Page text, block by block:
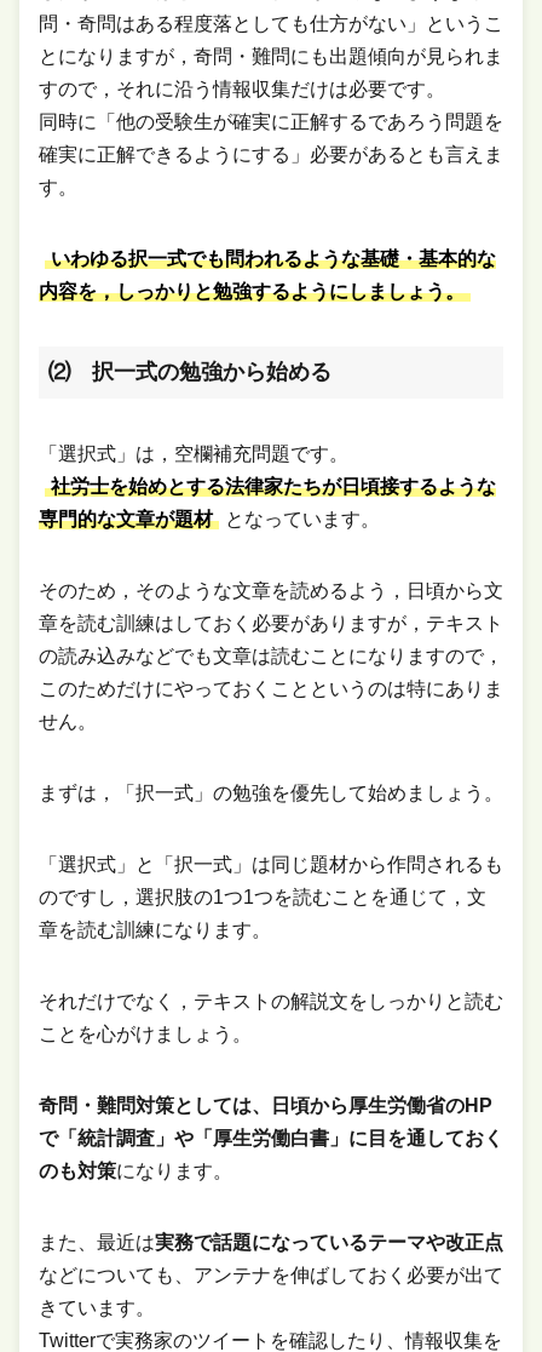
問・奇問はある程度落としても仕方がない」というこ
とになりますが，奇問・難問にも出題傾向が見られま
すので，それに沿う情報収集だけは必要です。
同時に「他の受験生が確実に正解するであろう問題を
確実に正解できるようにする」必要があるとも言えま
す。
いわゆる択一式でも問われるような基礎・基本的な
内容を，しっかりと勉強するようにしましょう。
⑵ 択一式の勉強から始める
「選択式」は，空欄補充問題です。
社労士を始めとする法律家たちが日頃接するような
専門的な文章が題材
となっています。
そのため，そのような文章を読めるよう，日頃から文
章を読む訓練はしておく必要がありますが，テキスト
の読み込みなどでも文章は読むことになりますので，
このためだけにやっておくことというのは特にありま
せん。
まずは，「択一式」の勉強を優先して始めましょう。
「選択式」と「択一式」は同じ題材から作問されるも
のですし，選択肢の1つ1つを読むことを通じて，文
章を読む訓練になります。
それだけでなく，テキストの解説文をしっかりと読む
ことを心がけましょう。
奇問・難問対策としては、
日頃から厚生労働省のHP
で「統計調査」や「厚生労働白書」に目を通しておく
のも対策になります。
また、最近は実務で話題になっているテーマや改正点
などについても、アンテナを伸ばしておく必要が出て
きています。
Twitterで実務家のツイートを確認したり、情報収集を